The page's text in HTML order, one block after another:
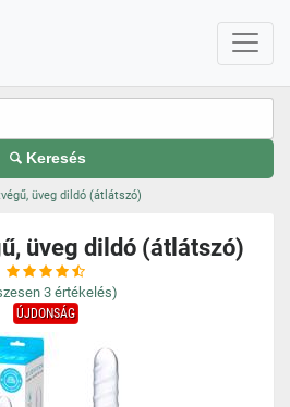
Keresés
üveg dildó (átlátszó)
üveg dildó (átlátszó)
3 értékelés)
ÚJDONSÁG